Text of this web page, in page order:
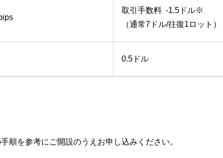
取引手数料 ‐1.5ドル※
（通常7ドル/往復1ロット）
0.5ドル
順を参考にご開設のうえお申し込みください。